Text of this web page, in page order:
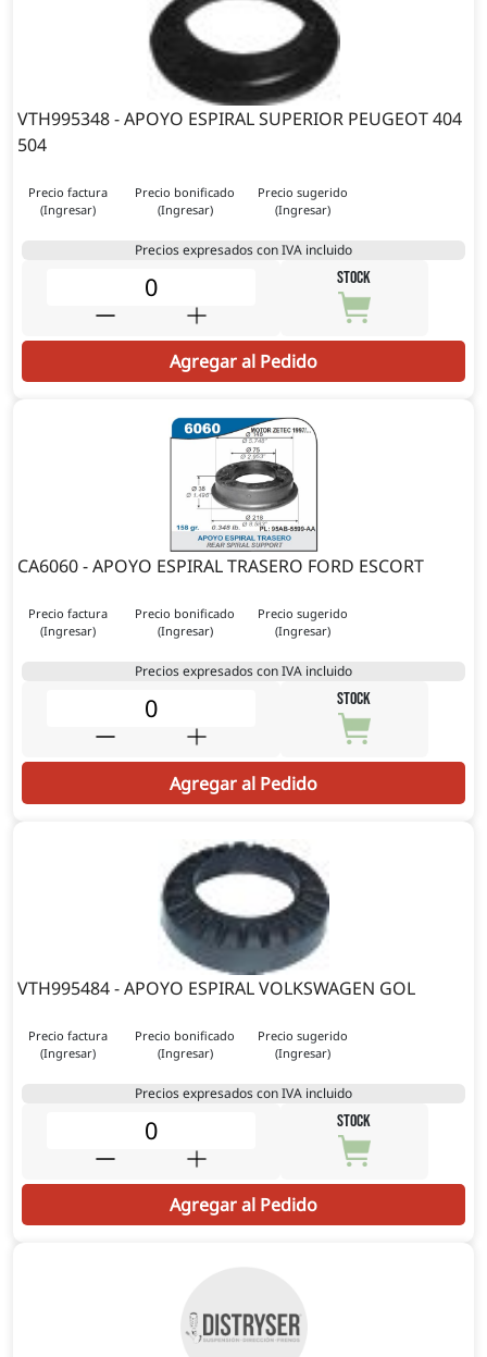
VTH995348 - APOYO ESPIRAL SUPERIOR PEUGEOT 404
504
Precio factura
(Ingresar)
Precio bonificado
(Ingresar)
Precio sugerido
(Ingresar)
Precios expresados con IVA incluido
STOCK
Agregar al Pedido
CA6060 - APOYO ESPIRAL TRASERO FORD ESCORT
Precio factura
(Ingresar)
Precio bonificado
(Ingresar)
Precio sugerido
(Ingresar)
Precios expresados con IVA incluido
STOCK
Agregar al Pedido
VTH995484 - APOYO ESPIRAL VOLKSWAGEN GOL
Precio factura
(Ingresar)
Precio bonificado
(Ingresar)
Precio sugerido
(Ingresar)
Precios expresados con IVA incluido
STOCK
Agregar al Pedido